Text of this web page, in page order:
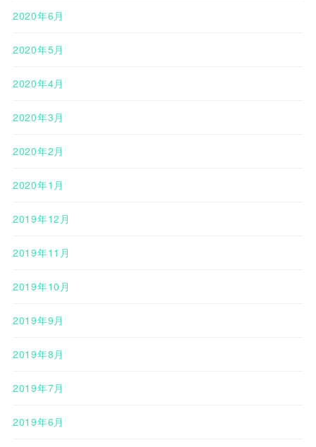
2020年6月
2020年5月
2020年4月
2020年3月
2020年2月
2020年1月
2019年12月
2019年11月
2019年10月
2019年9月
2019年8月
2019年7月
2019年6月